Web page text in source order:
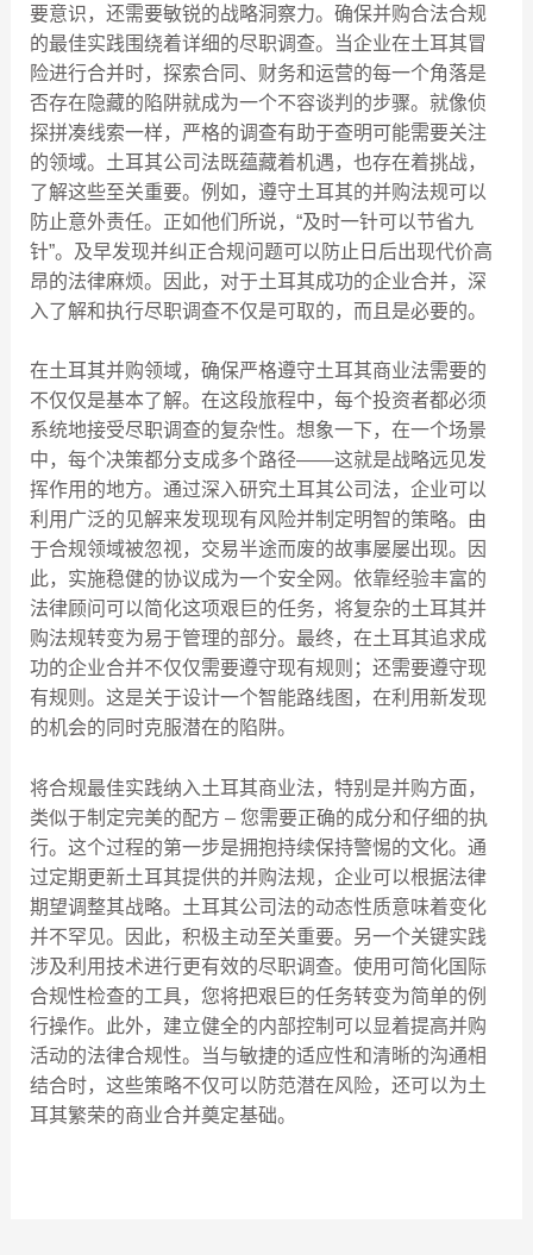
要意识，还需要敏锐的战略洞察力。确保并购合法合规
的最佳实践围绕着详细的尽职调查。当企业在土耳其冒
险进行合并时，探索合同、财务和运营的每一个角落是
否存在隐藏的陷阱就成为一个不容谈判的步骤。就像侦
探拼凑线索一样，严格的调查有助于查明可能需要关注
的领域。土耳其公司法既蕴藏着机遇，也存在着挑战，
了解这些至关重要。例如，遵守土耳其的并购法规可以
防止意外责任。正如他们所说，“及时一针可以节省九
针”。及早发现并纠正合规问题可以防止日后出现代价高
昂的法律麻烦。因此，对于土耳其成功的企业合并，深
入了解和执行尽职调查不仅是可取的，而且是必要的。
在土耳其并购领域，确保严格遵守土耳其商业法需要的
不仅仅是基本了解。在这段旅程中，每个投资者都必须
系统地接受尽职调查的复杂性。想象一下，在一个场景
中，每个决策都分支成多个路径——这就是战略远见发
挥作用的地方。通过深入研究土耳其公司法，企业可以
利用广泛的见解来发现现有风险并制定明智的策略。由
于合规领域被忽视，交易半途而废的故事屡屡出现。因
此，实施稳健的协议成为一个安全网。依靠经验丰富的
法律顾问可以简化这项艰巨的任务，将复杂的土耳其并
购法规转变为易于管理的部分。最终，在土耳其追求成
功的企业合并不仅仅需要遵守现有规则；还需要遵守现
有规则。这是关于设计一个智能路线图，在利用新发现
的机会的同时克服潜在的陷阱。
将合规最佳实践纳入土耳其商业法，特别是并购方面，
类似于制定完美的配方 – 您需要正确的成分和仔细的执
行。这个过程的第一步是拥抱持续保持警惕的文化。通
过定期更新土耳其提供的并购法规，企业可以根据法律
期望调整其战略。土耳其公司法的动态性质意味着变化
并不罕见。因此，积极主动至关重要。另一个关键实践
涉及利用技术进行更有效的尽职调查。使用可简化国际
合规性检查的工具，您将把艰巨的任务转变为简单的例
行操作。此外，建立健全的内部控制可以显着提高并购
活动的法律合规性。当与敏捷的适应性和清晰的沟通相
结合时，这些策略不仅可以防范潜在风险，还可以为土
耳其繁荣的商业合并奠定基础。